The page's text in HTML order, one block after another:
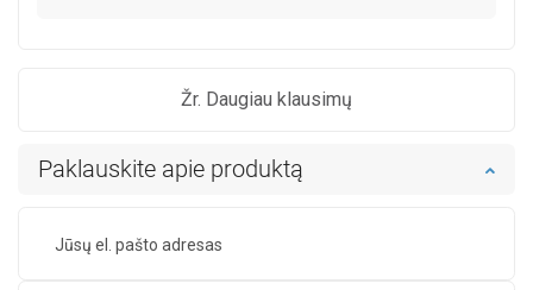
Žr. Daugiau klausimų
Paklauskite apie produktą